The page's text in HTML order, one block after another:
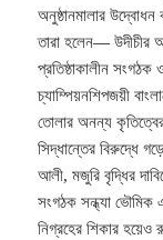
অনুষ্ঠানমালার
তারা হলেন— উদীচীর
প্রতিষ্ঠাকালীন
চ্যাম্পিয়নশিপজয়ী
তোলার অনন্য কৃতিত্বের
সিদ্ধান্তের বিরুদ্ধে
আলী, মজুরি বৃদ্ধির
সংগঠক সন্ধ্যা ভৌমিক
নিগ্রহের শিকার হয়েও